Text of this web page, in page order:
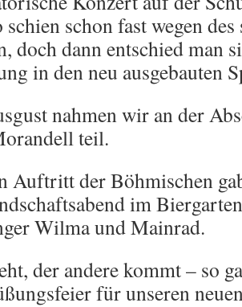
schon fast wegen
doch dann entschied man
in den neu ausgebauten
nahmen wir an der
teil.
Auftritt der Böhmischen
im
Wilma und Mainrad.
der andere kommt – so
für unseren